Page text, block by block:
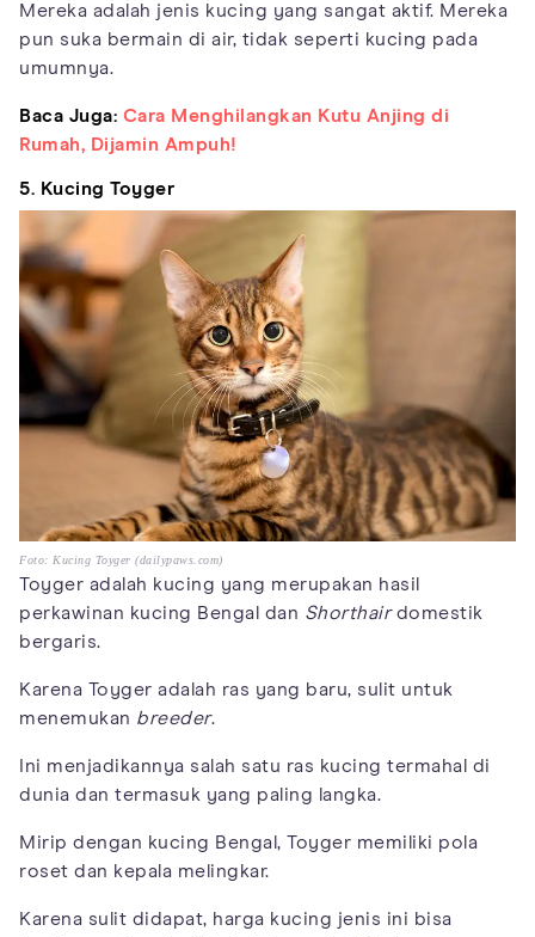
Mereka adalah jenis kucing yang sangat aktif. Mereka
pun suka bermain di air, tidak seperti kucing pada
umumnya.
Baca Juga: Cara Menghilangkan Kutu Anjing di
Rumah, Dijamin Ampuh!
5. Kucing Toyger
Foto: Kucing Toyger (dailypaws.com)
Toyger adalah kucing yang merupakan hasil
perkawinan kucing Bengal dan Shorthairdomestik
bergaris.
Karena Toyger adalah ras yang baru, sulit untuk
menemukan breeder.
Ini menjadikannya salah satu ras kucing termahal di
dunia dan termasuk yang paling langka.
Mirip dengan kucing Bengal, Toyger memiliki pola
roset dan kepala melingkar.
Karena sulit didapat, harga kucing jenis ini bisa